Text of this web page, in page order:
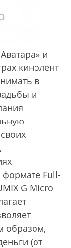
и
кинолент
в
и
формате Full-
G Micro
образом,
(от